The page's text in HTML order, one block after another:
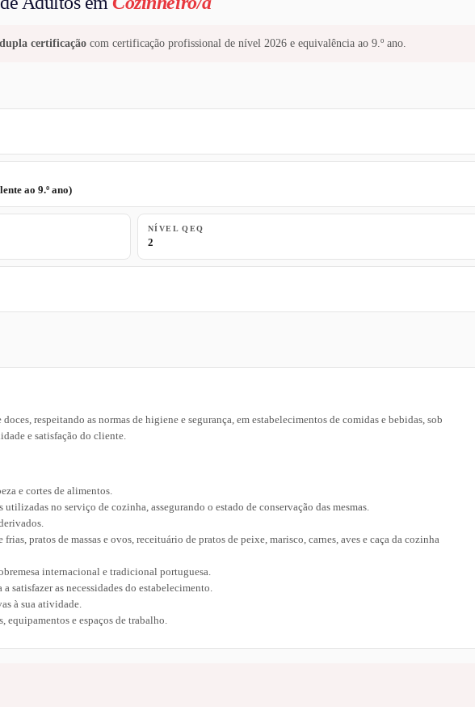
certificação com certificação profissional de nível 2026 e equivalência ao 9.º ano.
ao 9.º ano)
NÍVEL QEQ
2
respeitando as normas de higiene e segurança, em estabelecimentos de comidas e bebidas, sob
e satisfação do cliente.
e cortes de alimentos.
utilizadas no serviço de cozinha, assegurando o estado de conservação das mesmas.
pratos de massas e ovos, receituário de pratos de peixe, marisco, carnes, aves e caça da cozinha
internacional e tradicional portuguesa.
satisfazer as necessidades do estabelecimento.
à sua atividade.
e espaços de trabalho.